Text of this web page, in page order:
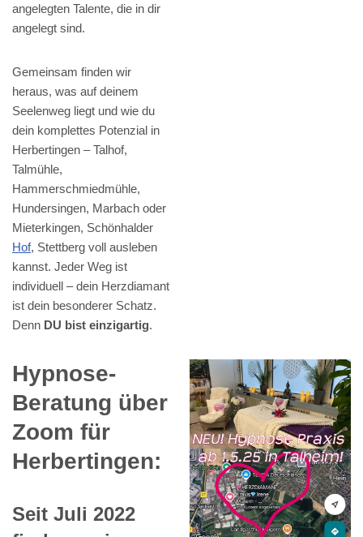
angelegten Talente, die in dir
angelegt sind.
Gemeinsam finden wir
heraus, was auf deinem
Seelenweg liegt und wie du
dein komplettes Potenzial in
Herbertingen – Talhof,
Talmühle,
Hammerschmiedmühle,
Hundersingen, Marbach oder
Mieterkingen, Schönhalder
Hof, Stettberg voll ausleben
kannst. Jeder Weg ist
individuell – dein Herzdiamant
ist dein besonderer Schatz.
Denn DU bist einzigartig.
Hypnose-
Beratung über
Zoom für
Herbertingen:
Seit Juli 2022